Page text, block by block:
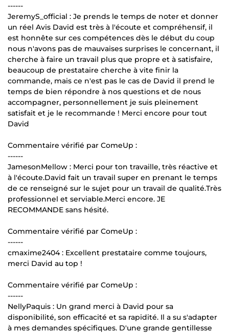
------
JeremyS_official : Je prends le temps de noter et donner
un réel Avis David est très à l'écoute et compréhensif, il
est honnête sur ces compétences dès le début du coup
nous n'avons pas de mauvaises surprises le concernant, il
cherche à faire un travail plus que propre et à satisfaire,
beaucoup de prestataire cherche à vite finir la
commande, mais ce n'est pas le cas de David il prend le
temps de bien répondre à nos questions et de nous
accompagner, personnellement je suis pleinement
satisfait et je le recommande ! Merci encore pour tout
David
Commentaire vérifié par ComeUp :
------
JamesonMellow : Merci pour ton travaille, très réactive et
à l'écoute.David fait un travail super en prenant le temps
de ce renseigné sur le sujet pour un travail de qualité.Très
professionnel et serviable.Merci encore. JE
RECOMMANDE sans hésité.
Commentaire vérifié par ComeUp :
------
cmaxime2404 : Excellent prestataire comme toujours,
merci David au top !
Commentaire vérifié par ComeUp :
------
NellyPaquis : Un grand merci à David pour sa
disponibilité, son efficacité et sa rapidité. Il a su s'adapter
à mes demandes spécifiques. D'une grande gentillesse